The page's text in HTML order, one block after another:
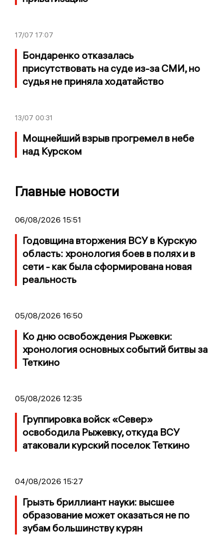
17/07 17:07
Бондаренко отказалась
присутствовать на суде из-за СМИ, но
судья не приняла ходатайство
13/07 00:31
Мощнейший взрыв прогремел в небе
над Курском
Главные новости
06/08/2026 15:51
Годовщина вторжения ВСУ в Курскую
область: хронология боев в полях и в
сети - как была сформирована новая
реальность
05/08/2026 16:50
Ко дню освобождения Рыжевки:
хронология основных событий битвы за
Теткино
05/08/2026 12:35
Группировка войск «Север»
освободила Рыжевку, откуда ВСУ
атаковали курский поселок Теткино
04/08/2026 15:27
Грызть бриллиант науки: высшее
образование может оказаться не по
зубам большинству курян